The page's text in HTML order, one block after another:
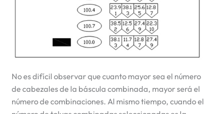
No es difícil observar que cuanto mayor sea el número
de cabezales de la báscula combinada, mayor será el
número de combinaciones. Al mismo tiempo, cuando el